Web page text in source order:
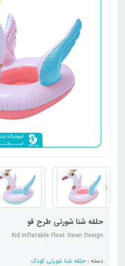
حلقه شنا شورتی طرح قو
Kid Inflatable Float Swan Design
دسته : حلقه شنا شورتی کودک